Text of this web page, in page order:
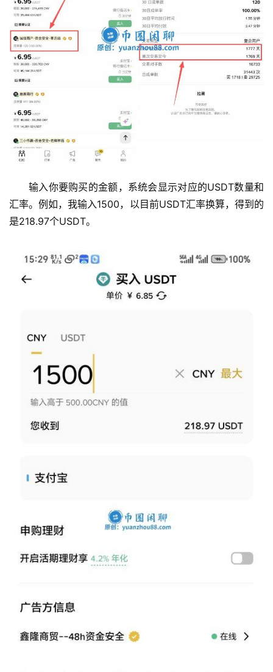
输入你要购买的金额，系统会显示对应的USDT数量和
汇率。例如，我输入1500，以目前USDT汇率换算，得到的
是218.97个USDT。